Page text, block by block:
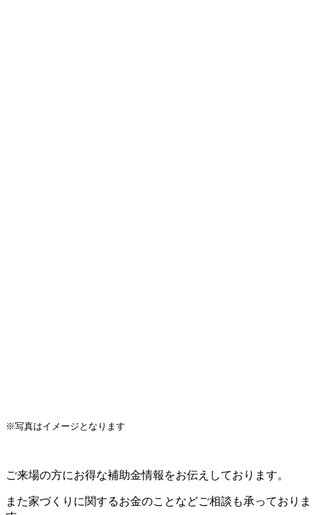
※写真はイメージとなります
ご来場の方にお得な補助金情報をお伝えしております。
また家づくりに関するお金のことなどご相談も承っておりま